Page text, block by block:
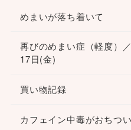
めまいが落ち着いて
再びのめまい症（軽度）
17日(金)
買い物記録
カフェイン中毒がおちつ